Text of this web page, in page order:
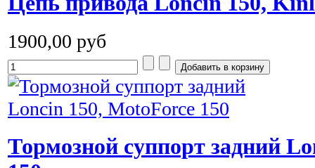
1900,00 руб
Тормозной суппорт задний